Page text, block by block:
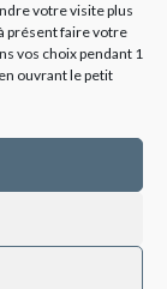
votre visite plus
présent faire votre
vos choix pendant 1
ouvrant le petit
ce formulaire /